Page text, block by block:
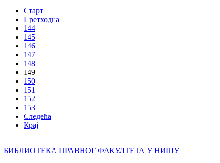
Старт
Претходна
144
145
146
147
148
149
150
151
152
153
Следећа
Крај
БИБЛИОТЕКА ПРАВНОГ ФАКУЛТЕТА У НИШУ